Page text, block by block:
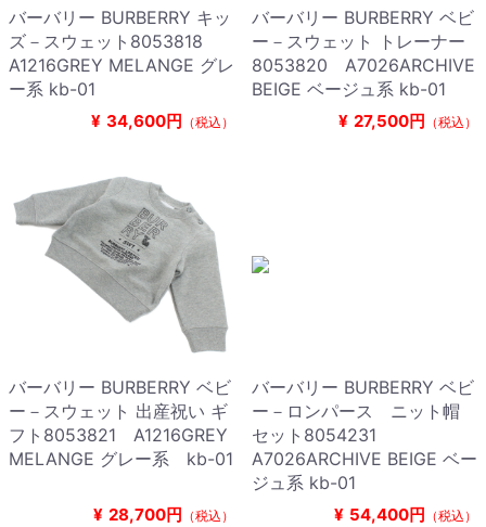
バーバリー BURBERRY キッ
ズ－スウェット8053818
A1216GREY MELANGE グレ
ー系 kb-01
¥ 34,600円 （税込）
バーバリー BURBERRY ベビ
ー－スウェット トレーナー
8053820 A7026ARCHIVE
BEIGE ベージュ系 kb-01
¥ 27,500円 （税込）
バーバリー BURBERRY ベビ
ー－スウェット 出産祝い ギ
フト8053821 A1216GREY
MELANGE グレー系 kb-01
¥ 28,700円 （税込）
バーバリー BURBERRY ベビ
ー－ロンパース ニット帽
セット8054231
A7026ARCHIVE BEIGE ベー
ジュ系 kb-01
¥ 54,400円 （税込）